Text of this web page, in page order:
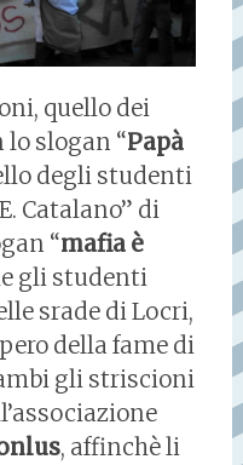
quello dei
lo slogan “Papà
degli studenti
Catalano” di
“mafia è
gli studenti
srade di Locri,
della fame di
gli striscioni
, affinchè li